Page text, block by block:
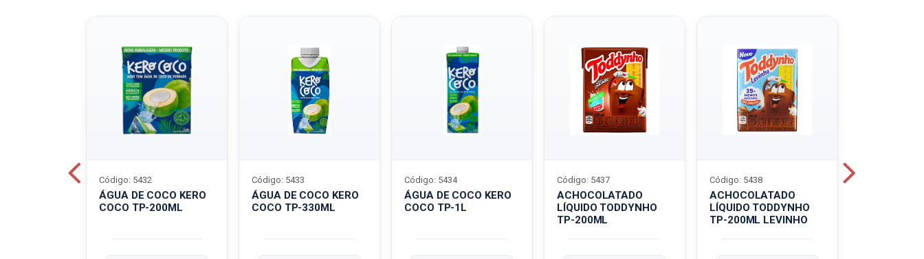
ÁGUA DE COCO KERO
COCO TP-200ML
Código: 5432
ÁGUA DE COCO KERO
COCO TP-330ML
Código: 5433
ÁGUA DE COCO KERO
COCO TP-1L
Código: 5434
ACHOCOLATADO
LÍQUIDO TODDYNHO
TP-200ML
Código: 5437
ACHOCOLATADO
LÍQUIDO TODDYNHO
TP-200ML LEVINHO
Código: 5438